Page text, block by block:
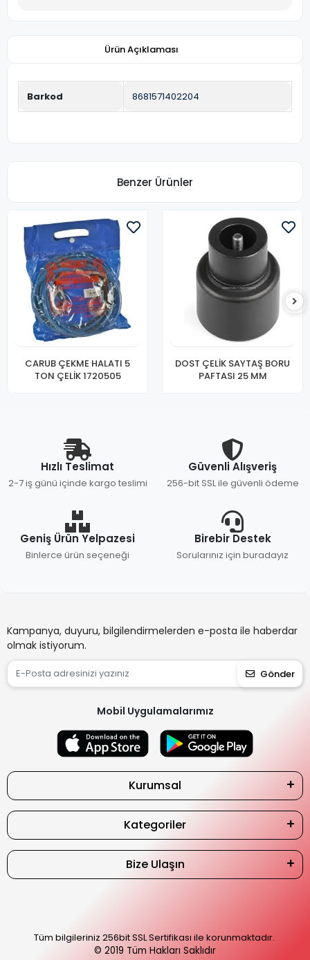
Ürün Açıklaması
Barkod 8681571402204
Benzer Ürünler
CARUB ÇEKME HALATI 5
TON ÇELİK 1720505
DOST ÇELİK SAYTAŞ BORU
PAFTASI 25 MM
Hızlı Teslimat
2-7 iş günü içinde kargo teslimi
Güvenli Alışveriş
256-bit SSL ile güvenli ödeme
Geniş Ürün Yelpazesi
Binlerce ürün seçeneği
Birebir Destek
Sorularınız için buradayız
Kampanya, duyuru, bilgilendirmelerden e-posta ile haberdar
olmak istiyorum.
Gönder
Mobil Uygulamalarımız
Kurumsal
Kategoriler
Bize Ulaşın
Tüm bilgileriniz 256bit SSL Sertifikası ile korunmaktadır.
© 2019 Tüm Hakları Saklıdır